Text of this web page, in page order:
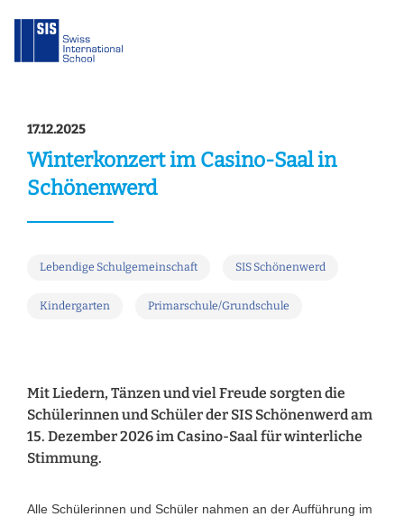
17.12.2025
Winterkonzert im Casino-Saal in
Schönenwerd
Lebendige Schulgemeinschaft SIS Schönenwerd
Kindergarten Primarschule/Grundschule
Mit Liedern, Tänzen und viel Freude sorgten die
Schülerinnen und Schüler der SIS Schönenwerd am
15. Dezember 2026 im Casino-Saal für winterliche
Stimmung.
Alle Schülerinnen und Schüler nahmen an der Aufführung im